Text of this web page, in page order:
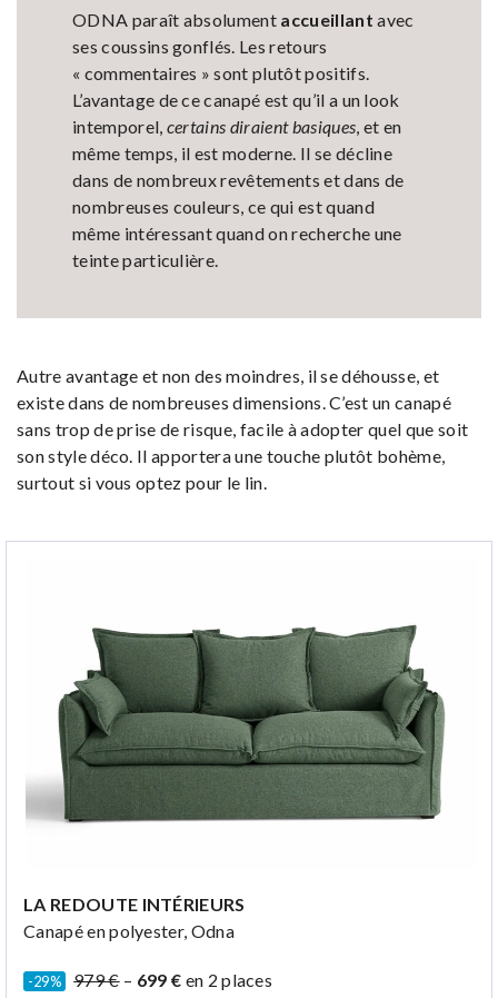
ODNA paraît absolument accueillant avec
ses coussins gonflés. Les retours
« commentaires » sont plutôt positifs.
L’avantage de ce canapé est qu’il a un look
intemporel, certains diraient basiques , et en
même temps, il est moderne. Il se décline
dans de nombreux revêtements et dans de
nombreuses couleurs, ce qui est quand
même intéressant quand on recherche une
teinte particulière.
Autre avantage et non des moindres, il se déhousse, et
existe dans de nombreuses dimensions. C’est un canapé
sans trop de prise de risque, facile à adopter quel que soit
son style déco. Il apportera une touche plutôt bohème,
surtout si vous optez pour le lin.
LA REDOUTE INTÉRIEURS
Canapé en polyester, Odna
-29% 979 €– 699 € en 2 places